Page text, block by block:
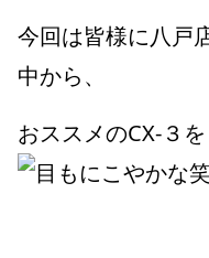
今回は皆様に八戸
中から、
おススメのCX-３